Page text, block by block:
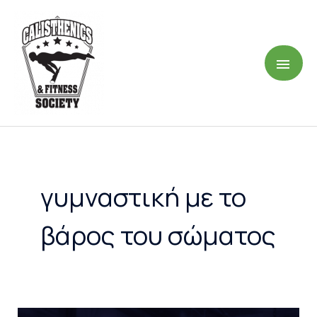
περιεχόμενο
γυμναστική με το
βάρος του σώματος